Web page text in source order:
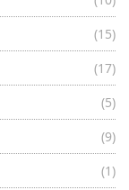
(15)
(17)
(5)
(9)
(1)